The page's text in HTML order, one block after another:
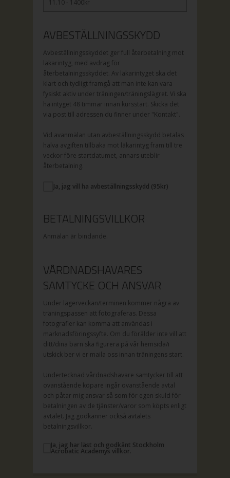
11.10 - 1400kr
AVBESTÄLLNINGSSKYDD
Avbeställningsskyddet ger full återbetalning mot
läkarintyg, med avdrag för
återbetalningsskyddet. Av läkarintyget ska det
klart och tydligt framgå att man inte kan vara
fysiskt aktiv under träningen/träningslägret. Vi ska
ha intyget 48 timmar innan kursstart. Skicka det
via post till adressen du finner under "Kontakt".
Vid avanmälan utan avbeställningsskydd betalas
halva avgiften tillbaka mot läkarintyg fram till tre
veckor före startdatumet, annars uteblir
återbetalning.
Ja, jag vill ha avbeställningsskydd (95kr)
BETALNINGSVILLKOR
Anmälan är bindande.
VÅRDNADSHAVARES
SAMTYCKE OCH ANSVAR
Under lägerveckan/terminen kommer några av
träningspassen att fotograferas. Dessa
fotografier kan komma att användas i
marknadsföringssyfte. Om du förälder inte vill att
ditt/dina barn ska figurera på vår hemsida/i
utskick ber vi er maila oss innan träningens start.
Undertecknad vårdnadshavare samtycker till att
ovanstående köpare ingår ovanstående avtal
och påtar mig ansvar så som för egen skuld för
betalningen av de tjänster/varor som köpts enligt
avtalet. Jag godkänner också avtalets
betalningsvillkor.
Ja, jag har läst och godkänt Stockholm
Acrobatic Academys villkor.